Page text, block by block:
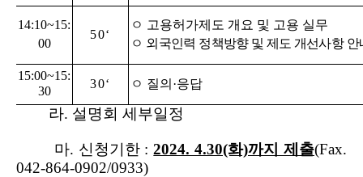
14:10~15:
00
50‘
ㅇ 고용허가제도 개요 및 고용 실무
ㅇ 외국인력 정책방향 및 제도 개선사항 안
15:00~15:
30
30‘ ㅇ 질의·응답
라. 설명회 세부일정
마. 신청기한 :2024. 4.30(화)까지 제출(Fax.
042-864-0902/0933)